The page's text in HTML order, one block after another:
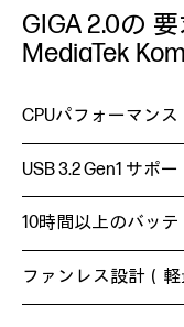
GIGA 2.0の
MediaTek
CPUパフォーマン
USB 3.2 Gen1 サポ
10時間以上のバッ
ファンレス設計（軽